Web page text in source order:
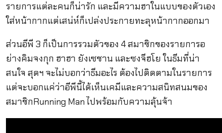
รายการแต่ละคนก็น่ารัก และมีความฮาในแบบของตัวเอง
ใส่หน้ากากแต่เสน่ห์ก็เปล่งประกายทะลุหน้ากากออกมา
ส่วนอีพี 3 ก็เป็นการรวมตัวของ 4 สมาชิกของรายการอ
ย่างคิมจงกุก ฮาฮา ยังเซชาน และซงจีฮโย ในธีมที่น่า
สนใจ สุดฯ จะไม่บอกว่าธีมอะไร ต้องไปติดตามในรายการ
แต่จะบอกแค่ว่าอีพีนี้ได้เห็นเคมีและความสนิทสนมของ
สมาชิกRunning Man ไปพร้อมกับความลุ้นจ้า